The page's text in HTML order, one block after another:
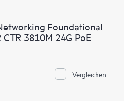
Foundational
CTR 3810M 24G PoE
Vergleichen